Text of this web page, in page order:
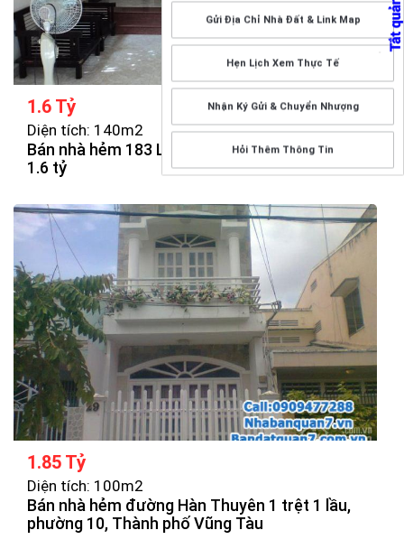
Gửi Địa Chỉ Nhà Đất & Link Map
Hẹn Lịch Xem Thực Tế
Nhận Ký Gửi & Chuyển Nhượng
Hỏi Thêm Thông Tin
1.6 Tỷ
Diện tích: 140m2
Bán nhà hẻm 183 Lưu Chí Hiếu, P10, 140m2,
1.6 tỷ
1.85 Tỷ
Diện tích: 100m2
Bán nhà hẻm đường Hàn Thuyên 1 trệt 1 lầu,
phường 10, Thành phố Vũng Tàu